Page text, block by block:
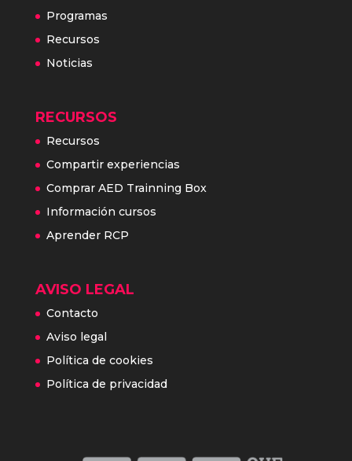
Programas
Recursos
Noticias
RECURSOS
Recursos
Compartir experiencias
Comprar AED Trainning Box
Información cursos
Aprender RCP
AVISO LEGAL
Contacto
Aviso legal
Política de cookies
Política de privacidad